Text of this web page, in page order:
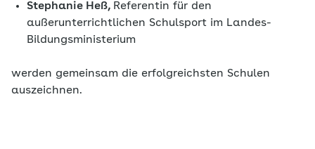
Stephanie Heß, Referentin für den
außerunterrichtlichen Schulsport im Landes-
Bildungsministerium
werden gemeinsam die erfolgreichsten Schulen
auszeichnen.